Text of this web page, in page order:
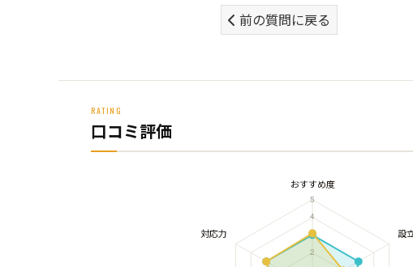
前の質問に戻る
RATING
口コミ評価